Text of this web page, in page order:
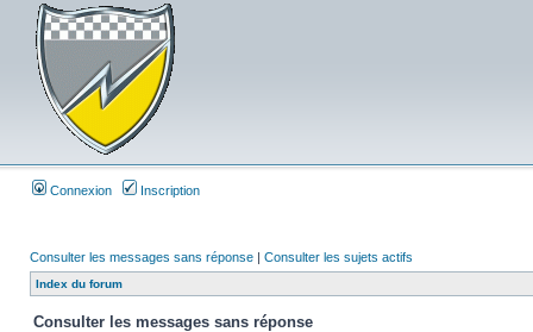
Connexion Inscription
Consulter les messages sans réponse | Consulter les sujets actifs
Index du forum
Consulter les messages sans réponse